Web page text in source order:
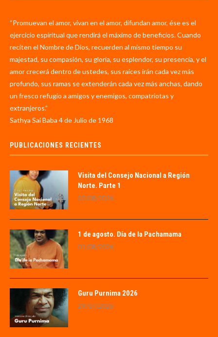
“Promuevan el amor, vivan en el amor, difundan amor, ése es el
ejercicio espiritual que rendirá el máximo de beneficios. Cuando
reciten el Nombre de Dios, recuerden al mismo tiempo su
majestad, su compasión, su gloria, su esplendor, su presencia, y el
amor crecerá dentro de ustedes, sus raíces irán cada vez más
profundo, sus ramas se extenderán cada vez más anchas, dando
un fresco refugio a amigos y enemigos, compatriotas y
extranjeros.”
Sathya Sai Baba 4 de Julio de 1968
PUBLICACIONES RECIENTES
Visita del Consejo Nacional a Región
Norte. Parte 1
02/08/2026
1 de agosto. Día de la Pachamama
01/08/2026
Guru Purnima 2026
29/07/2026